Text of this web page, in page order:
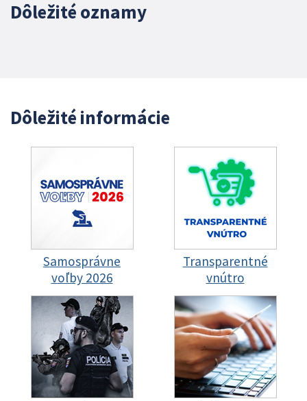
Dôležité oznamy
Dôležité informácie
Samosprávne
voľby 2026
Transparentné
vnútro